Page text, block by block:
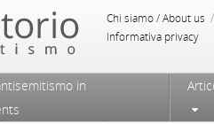
Chi siamo / About us /
Informativa privacy
in